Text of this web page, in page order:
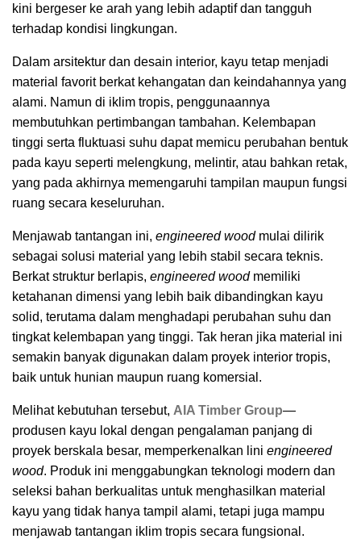
kini bergeser ke arah yang lebih adaptif dan tangguh
terhadap kondisi lingkungan.
Dalam arsitektur dan desain interior, kayu tetap menjadi
material favorit berkat kehangatan dan keindahannya yang
alami. Namun di iklim tropis, penggunaannya
membutuhkan pertimbangan tambahan. Kelembapan
tinggi serta fluktuasi suhu dapat memicu perubahan bentuk
pada kayu seperti melengkung, melintir, atau bahkan retak,
yang pada akhirnya memengaruhi tampilan maupun fungsi
ruang secara keseluruhan.
Menjawab tantangan ini, engineered woodmulai dilirik
sebagai solusi material yang lebih stabil secara teknis.
Berkat struktur berlapis, engineered woodmemiliki
ketahanan dimensi yang lebih baik dibandingkan kayu
solid, terutama dalam menghadapi perubahan suhu dan
tingkat kelembapan yang tinggi. Tak heran jika material ini
semakin banyak digunakan dalam proyek interior tropis,
baik untuk hunian maupun ruang komersial.
Melihat kebutuhan tersebut, AIA Timber Group—
produsen kayu lokal dengan pengalaman panjang di
proyek berskala besar, memperkenalkan lini engineered
wood. Produk ini menggabungkan teknologi modern dan
seleksi bahan berkualitas untuk menghasilkan material
kayu yang tidak hanya tampil alami, tetapi juga mampu
menjawab tantangan iklim tropis secara fungsional.